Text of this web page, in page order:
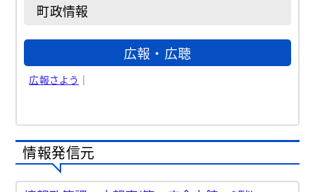
町政情報
広報・広聴
広報さよう ｜
情報発信元